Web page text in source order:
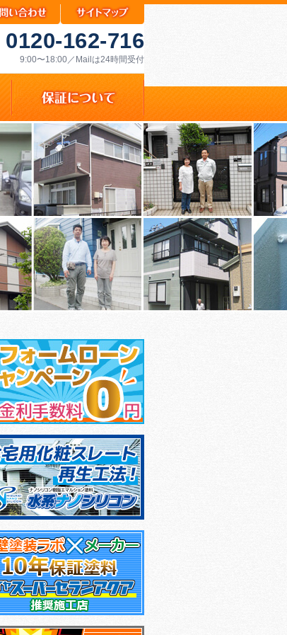
0120-162-716
9:00〜18:00／Mailは24時間受付